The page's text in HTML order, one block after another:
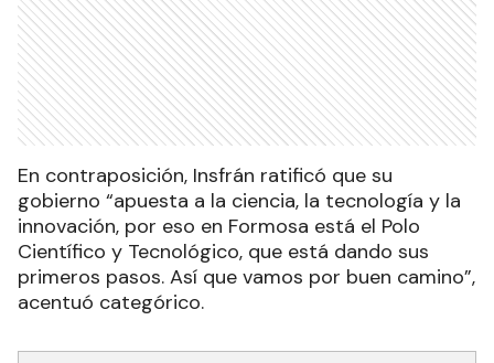
En contraposición, Insfrán ratificó que su
gobierno “apuesta a la ciencia, la tecnología y la
innovación, por eso en Formosa está el Polo
Científico y Tecnológico, que está dando sus
primeros pasos. Así que vamos por buen camino”,
acentuó categórico.